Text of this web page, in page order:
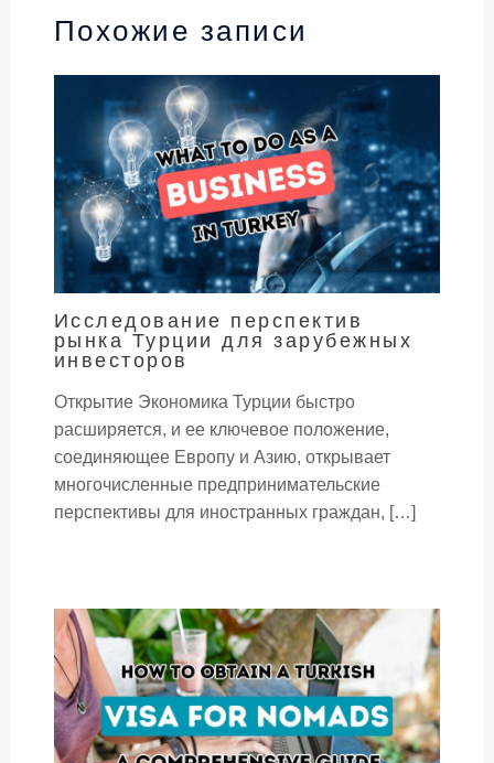
Похожие записи
Исследование перспектив
рынка Турции для зарубежных
инвесторов
Открытие Экономика Турции быстро
расширяется, и ее ключевое положение,
соединяющее Европу и Азию, открывает
многочисленные предпринимательские
перспективы для иностранных граждан, […]